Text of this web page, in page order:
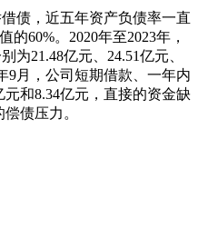
，近五年资产负债率一直
60%。2020年至2023年，
为21.48亿元、24.51亿元、
9月，公司短期借款、一年内
和8.34亿元，直接的资金缺
债压力。